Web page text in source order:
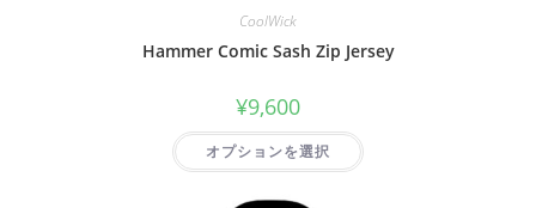
CoolWick
Hammer Comic Sash Zip Jersey
¥9,600
オプションを選択